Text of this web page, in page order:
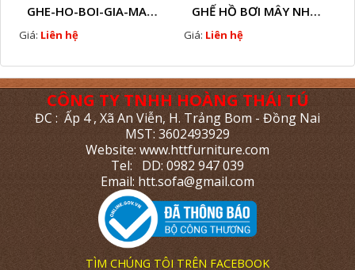
GHE-HO-BOI-GIA-MAY-HTT - B76
Giá: Liên hệ
GHẾ HỒ BƠI MÂY NHỰA HTT - B38
Giá: Liên hệ
CÔNG TY TNHH HOÀNG THÁI TÚ
ĐC : Ấp 4 , Xã An Viễn, H. Trảng Bom - Đồng Nai
MST: 3602493929
Website: www.httfurniture.com
Tel: DD: 0982 947 039
Email: htt.sofa@gmail.com
TÌM CHÚNG TÔI TRÊN FACEBOOK